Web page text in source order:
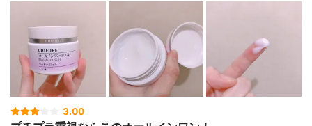
3.00